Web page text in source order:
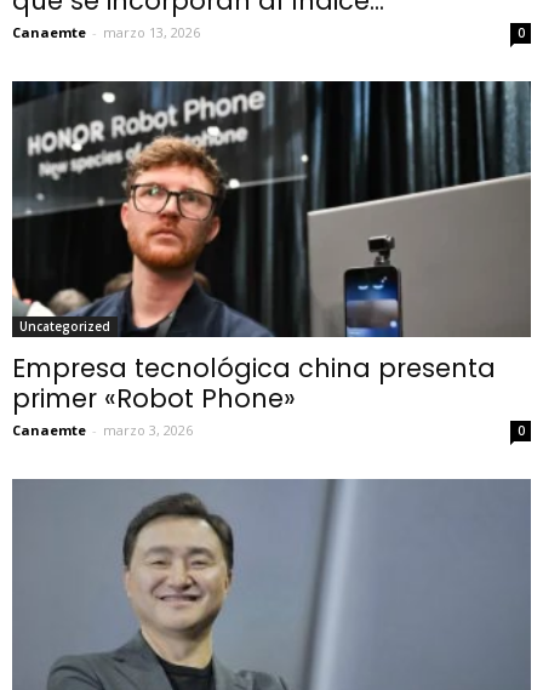
Canaemte - marzo 13, 2026 0
Uncategorized
Empresa tecnológica china presenta
primer «Robot Phone»
Canaemte - marzo 3, 2026 0